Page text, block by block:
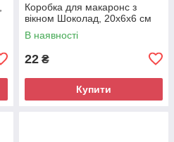
Коробка для макаронс з
вікном Шоколад, 20х6х6 см
В наявності
22 ₴
Купити